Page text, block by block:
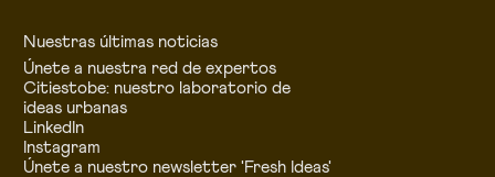
Nuestras últimas noticias
Únete a nuestra red de expertos
Citiestobe: nuestro laboratorio de
ideas urbanas
LinkedIn
Instagram
Únete a nuestro newsletter 'Fresh Ideas'